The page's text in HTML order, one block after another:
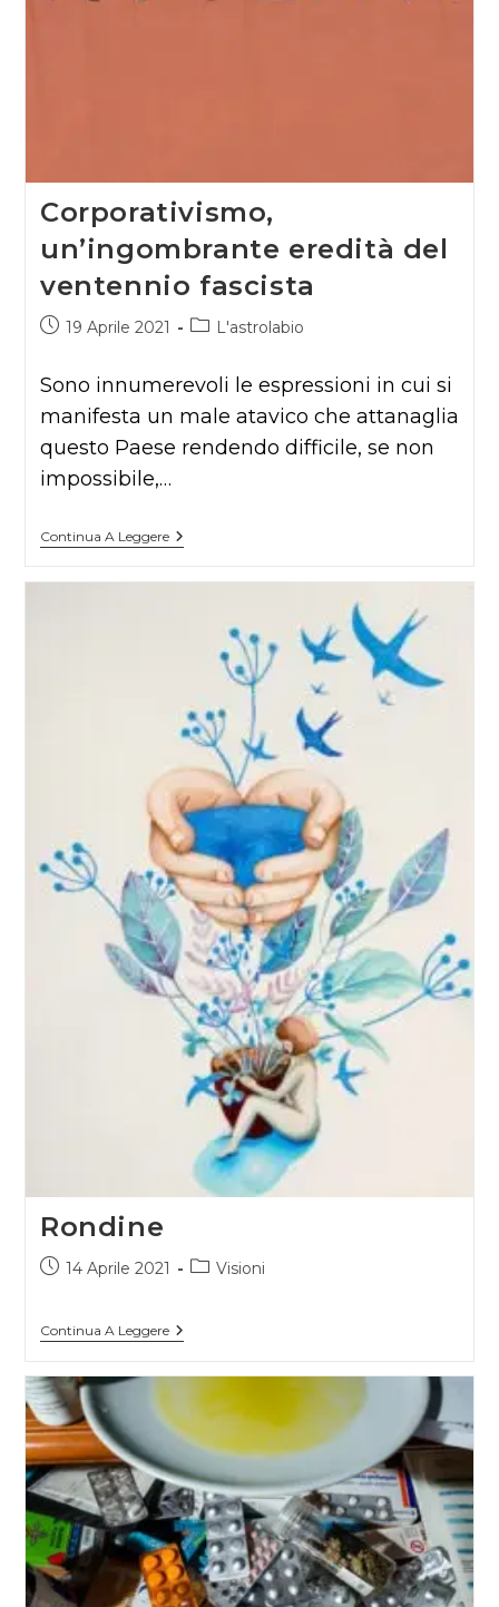
Corporativismo,
un’ingombrante eredità del
ventennio fascista
Articolo
19 Aprile 2021
Categoria
L'astrolabio
Sono innumerevoli le espressioni in cui si
manifesta un male atavico che attanaglia
questo Paese rendendo difficile, se non
impossibile,…
Continua A LeggereCorporativismo,
Un’ingombrante
Fascista
Rondine
Articolo
14 Aprile 2021
Categoria
Visioni
Continua A LeggereRondine